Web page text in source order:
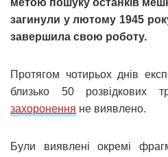
метою пошуку останків
загинули у лютому 1945
завершила свою роботу.
Протягом чотирьох днів
близько 50 розвідкових
захоронення не виявлено.
Були виявлені окремі